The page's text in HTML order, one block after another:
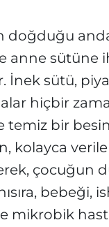
anne sütüne
İnek sütü,
hiçbir
bir
kolayca
çocuğun
mikrobik